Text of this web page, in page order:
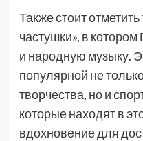
Также стоит
частушки», в котором
и народную музыку.
популярной не
творчества, но и
которые находят в
вдохновение для